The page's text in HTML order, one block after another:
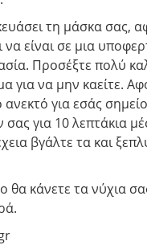
τη μάσκα σας,
να είναι σε μια
Προσέξτε πολύ
για να μην καείτε.
για εσάς
για 10 λεπτάκια
βγάλτε τα και
θα κάνετε τα νύχια